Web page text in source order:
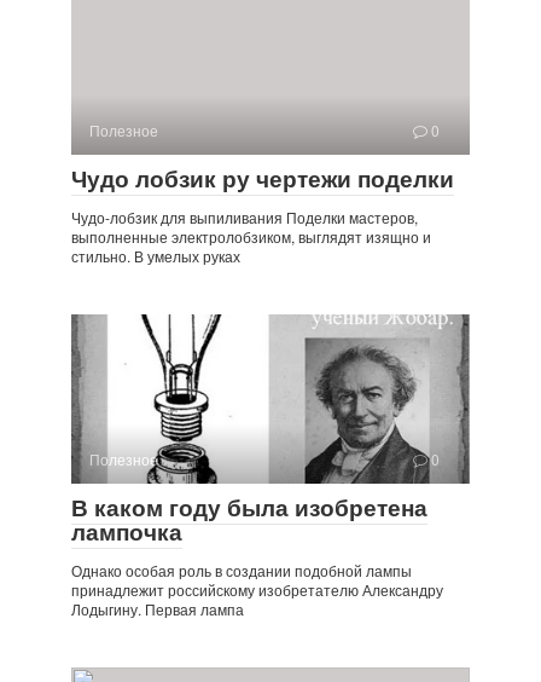
Полезное 0
Чудо лобзик ру чертежи поделки
Чудо-лобзик для выпиливания Поделки мастеров,
выполненные электролобзиком, выглядят изящно и
стильно. В умелых руках
Полезное 0
В каком году была изобретена
лампочка
Однако особая роль в создании подобной лампы
принадлежит российскому изобретателю Александру
Лодыгину. Первая лампа